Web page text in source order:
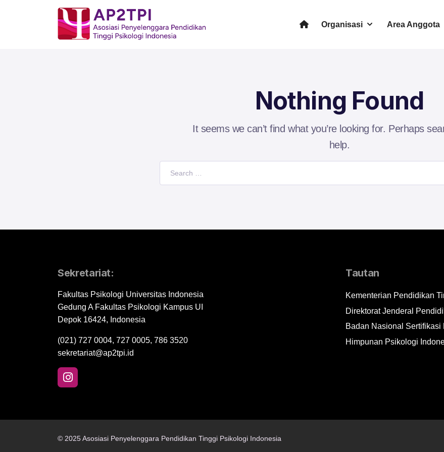
Organisasi Area Anggota
Nothing Found
It seems we can’t find what you’re looking for. Perhaps
help.
Sekretariat:
Fakultas Psikologi Universitas Indonesia
Gedung A Fakultas Psikologi Kampus UI
Depok 16424, Indonesia
(021) 727 0004, 727 0005, 786 3520
sekretariat@ap2tpi.id
Tautan
Kementerian Pendidikan
Direktorat Jenderal
Badan Nasional Sertifikasi
Himpunan Psikologi
© 2025 Asosiasi Penyelenggara Pendidikan Tinggi Psikologi Indonesia